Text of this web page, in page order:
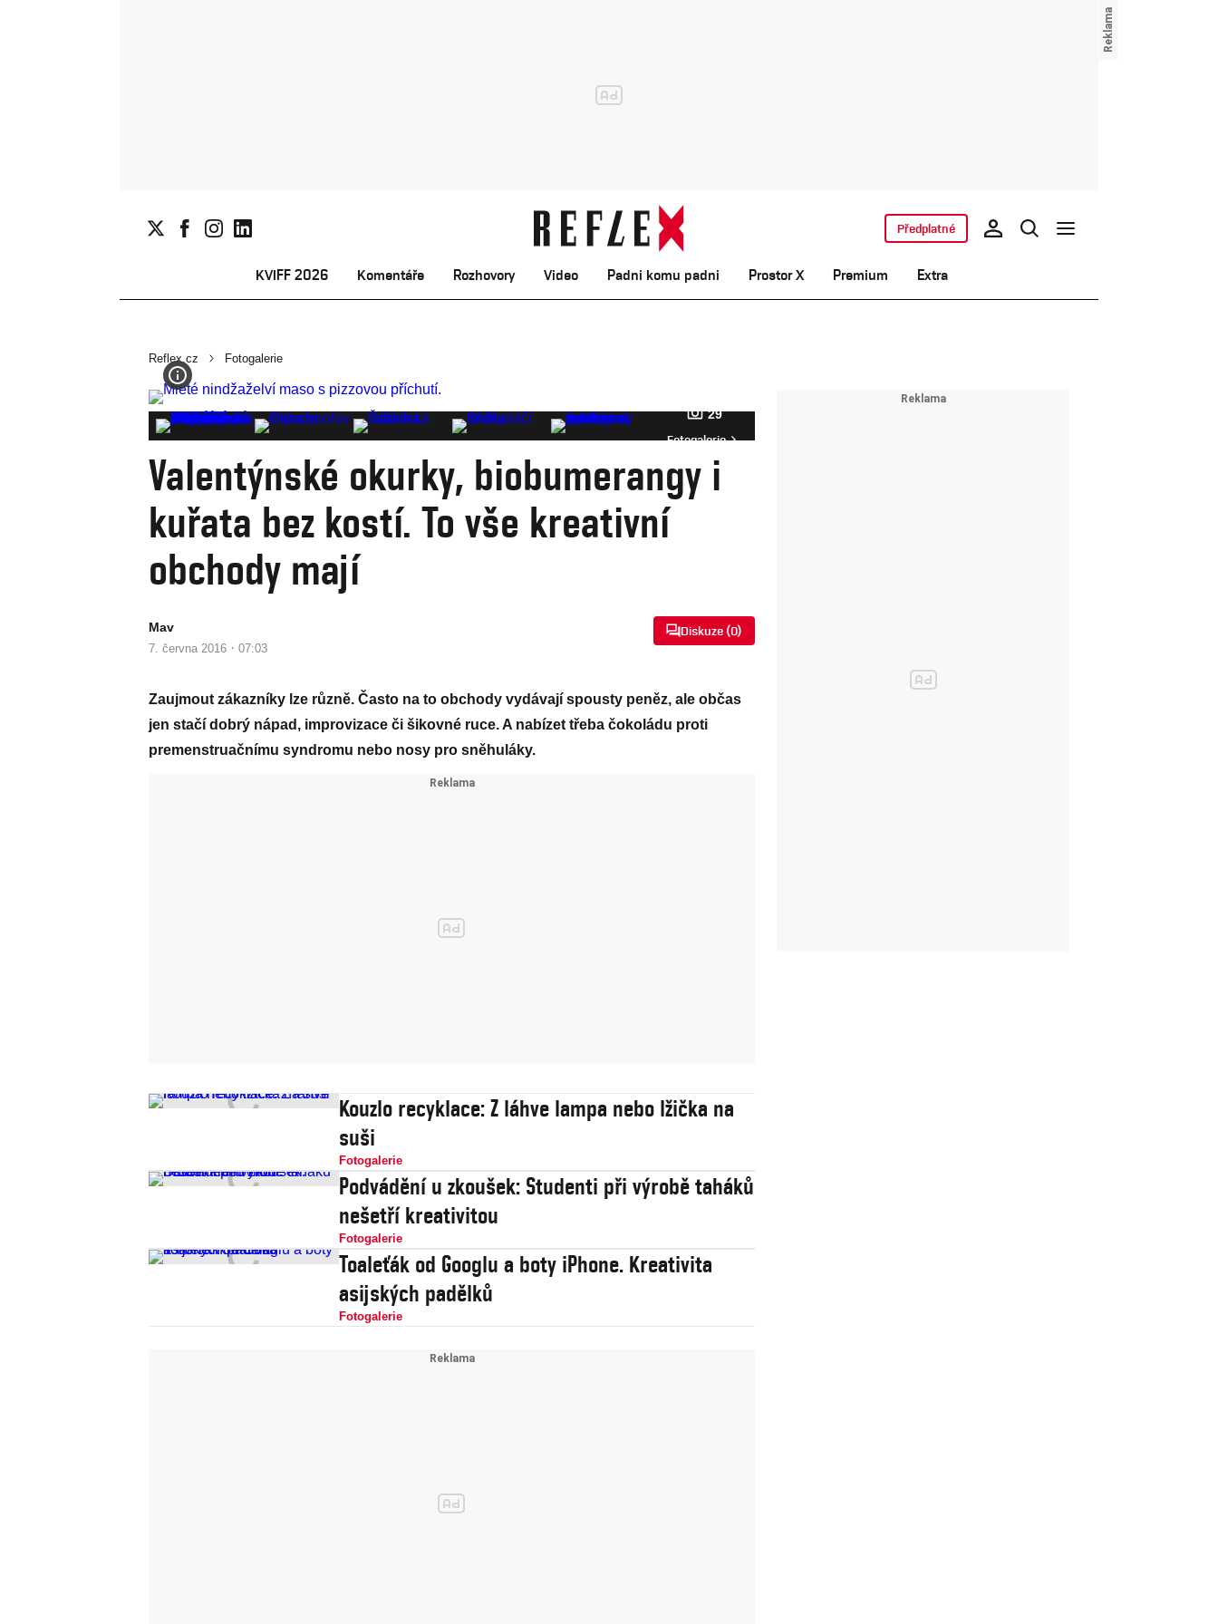
KVIFF 2026 Komentáře Rozhovory Video Padni komu padni Prostor X Premium Extra
Předplatné
Reflex.cz Fotogalerie
29
Fotogalerie
Valentýnské okurky, biobumerangy i
kuřata bez kostí. To vše kreativní
obchody mají
Mav
7. června 2016 · 07:03
Diskuze (0)
Zaujmout zákazníky lze různě. Často na to obchody vydávají spousty peněz, ale občas
jen stačí dobrý nápad, improvizace či šikovné ruce. A nabízet třeba čokoládu proti
premenstruačnímu syndromu nebo nosy pro sněhuláky.
Kouzlo recyklace: Z láhve lampa nebo lžička na
suši
Fotogalerie
Podvádění u zkoušek: Studenti při výrobě taháků
nešetří kreativitou
Fotogalerie
Toaleťák od Googlu a boty iPhone. Kreativita
asijských padělků
Fotogalerie